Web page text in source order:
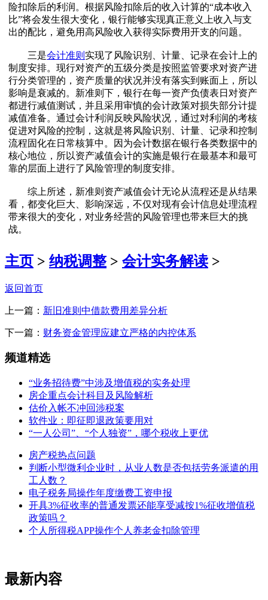
险扣除后的利润。根据风险扣除后的收入计算的“成本收入
比”将会发生很大变化，银行能够实现真正意义上收入与支
出的配比，避免用高风险收入获得实际费用开支的问题。
三是会计准则 实现了风险识别、计量、记录在会计上的
制度安排。现行对资产的五级分类是按照监管要求对资产进
行分类管理的，资产质量的状况并没有落实到账面上，所以
影响是衰减的。新准则下，银行在每一资产负债表日对资产
都进行减值测试，并且采用审慎的会计政策对损失部分计提
减值准备。通过会计利润反映风险状况，通过对利润的考核
促进对风险的控制，这就是将风险识别、计量、记录和控制
流程固化在日常核算中。因为会计数据在银行各类数据中的
核心地位，所以资产减值会计的实施是银行在最基本和最可
靠的层面上进行了风险管理的制度安排。
综上所述，新准则资产减值会计无论从流程还是从结果
看，都变化巨大、影响深远，不仅对现有会计信息处理流程
带来很大的变化，对业务经营的风险管理也带来巨大的挑
战。
主页 > 纳税调整> 会计实务解读 >
返回首页
上一篇： 新旧准则中借款费用差异分析
下一篇： 财务资金管理应建立严格的内控体系
频道精选
“业务招待费”中涉及增值税的实务处理
房企重点会计科目及风险解析
估价入帐不冲回涉税案
软件业：即征即退政策要用对
“一人公司”、“个人独资”，哪个税收上更优
房产税热点问题
判断小型微利企业时，从业人数是否包括劳务派遣的用
工人数？
电子税务局操作年度缴费工资申报
开具3%征收率的普通发票还能享受减按1%征收增值税
政策吗？
个人所得税APP操作个人养老金扣除管理
最新内容